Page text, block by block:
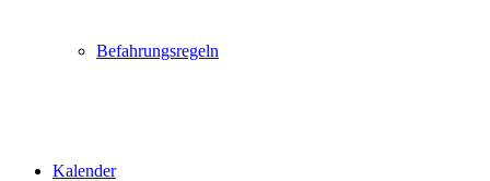
Befahrungsregeln
Kalender